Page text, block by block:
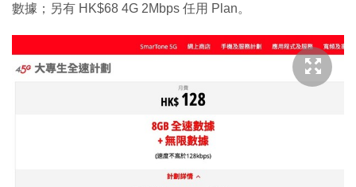
數據；另有 HK$68 4G 2Mbps 任用 Plan。